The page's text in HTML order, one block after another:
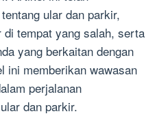
ular dan parkir,
tempat yang salah, serta
yang berkaitan dengan
ini memberikan wawasan
perjalanan
dan parkir.